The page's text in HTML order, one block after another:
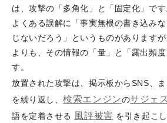
は、攻撃の「多角化」と「固定化」です
よくある誤解に「事実無根の書き込み
じないだろう」というものがあります
よりも、その情報の「量」と「露出頻
す。
放置された攻撃は、掲示板からSNS、
を繰り返し、検索エンジンのサジェ
語を定着させる 風評被害 を引き起こし